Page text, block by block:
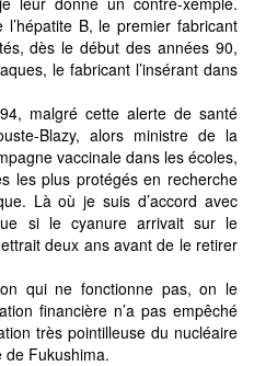
l’hépatite B, le premier fabricant
dès le début des années 90,
le fabricant l’insérant dans
malgré cette alerte de santé
Blazy, alors ministre de la
vaccinale dans les écoles,
les plus protégés en recherche
Là où je suis d’accord avec
si le cyanure arrivait sur le
deux ans avant de le retirer
qui ne fonctionne pas, on le
financière n’a pas empêché
très pointilleuse du nucléaire
de Fukushima.